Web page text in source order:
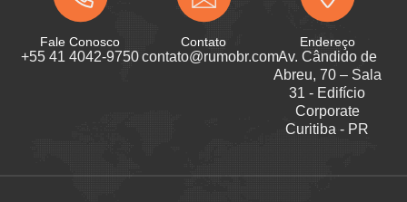
Fale Conosco
+55 41 4042-9750
Contato
contato@rumobr.com
Endereço
Av. Cândido de
Abreu, 70 – Sala
31 - Edifício
Corporate
Curitiba - PR